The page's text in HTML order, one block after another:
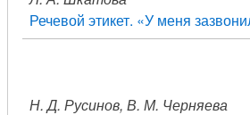
Речевой этикет. «У меня
Н. Д. Русинов, В. М. Черняева